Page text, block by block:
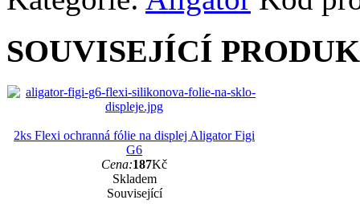
SOUVISEJÍCÍ
2ks Flexi ochranná fólie na displej Aligator Figi
G6
Cena:187Kč
Skladem
Související